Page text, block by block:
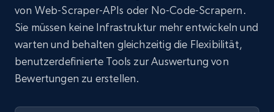
von Web-Scraper-APIs oder No-Code-Scrapern.
Sie müssen keine Infrastruktur mehr entwickeln und
warten und behalten gleichzeitig die Flexibilität,
benutzerdefinierte Tools zur Auswertung von
Bewertungen zu erstellen.